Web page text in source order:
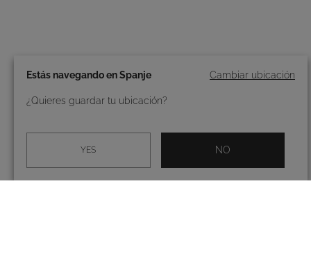
Estás navegando en Spanje Cambiar ubicación
¿Quieres guardar tu ubicación?
YES NO